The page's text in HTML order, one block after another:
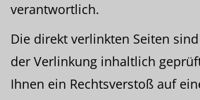
verantwortlich.
Die direkt verlinkten Seiten
der Verlinkung inhaltlich
Ihnen ein Rechtsverstoß auf